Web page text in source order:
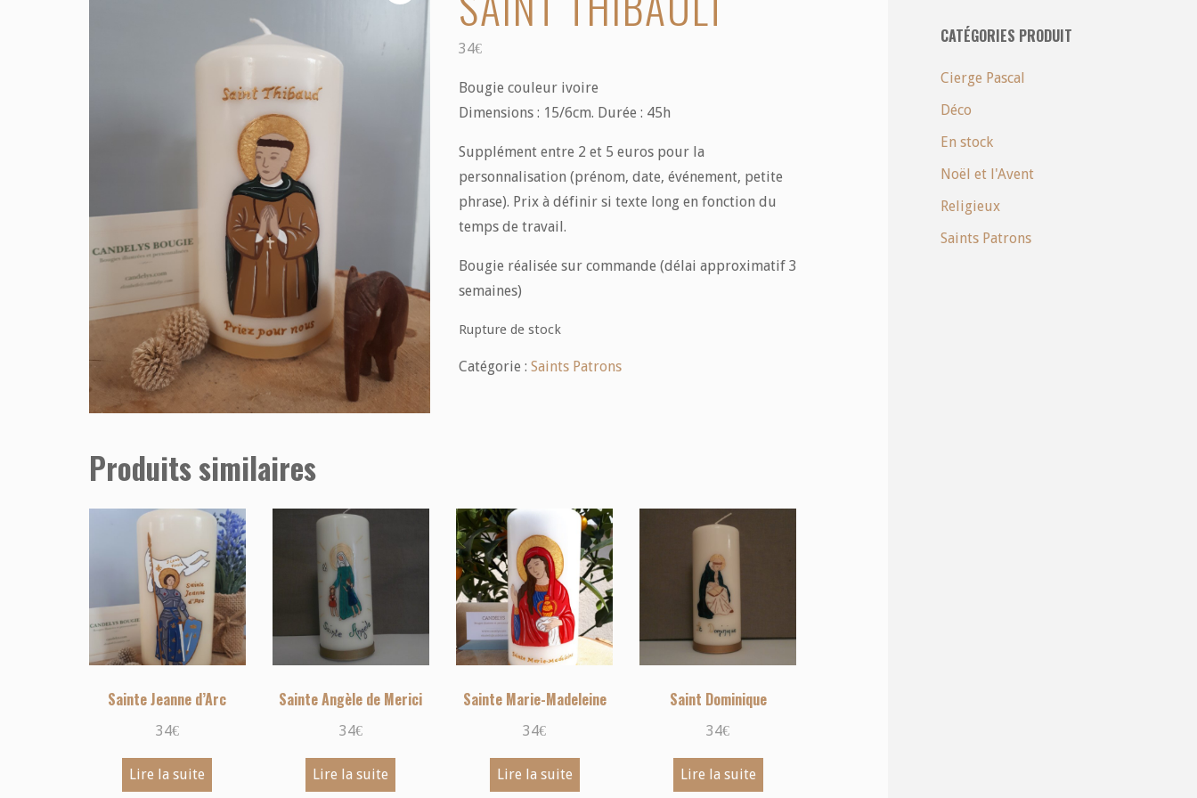
34€
Bougie couleur ivoire
Dimensions : 15/6cm. Durée : 45h
Supplément entre 2 et 5 euros pour la
personnalisation (prénom, date, événement, petite
phrase). Prix à définir si texte long en fonction du
temps de travail.
Bougie réalisée sur commande (délai approximatif 3
semaines)
Rupture de stock
Catégorie : Saints Patrons
Produits similaires
Sainte Jeanne d’Arc
34€
Lire la suite
Sainte Angèle de Merici
34€
Lire la suite
Sainte Marie-Madeleine
34€
Lire la suite
Saint Dominique
34€
Lire la suite
CATÉGORIES PRODUIT
Cierge Pascal
Déco
En stock
Noël et l'Avent
Religieux
Saints Patrons